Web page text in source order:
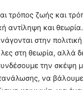
τρόπος ζωής και
αντίληψη και
στην
στη θεωρία, αλλά
την σκέψη
να